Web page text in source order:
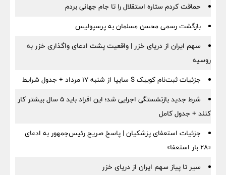
حماقت کردم ستاره استقلال را تا جام جهانی بردم
بازگشت رسمی محسن مسلمان به پرسپولیس
سهم ایران از دریای خزر | واقعیت پشت ادعای واگذاری خزر به
روسیه
جزئیات ثبت‌نام کوییک S سایپا از شنبه ۱۷ مرداد + جدول شرایط
شرط جدید بازنشستگی اجرایی شد؛ این افراد باید ۵ سال بیشتر کار
کنند + جدول کامل
جزئیات استعفای پزشکیان | پاسخ صریح رئیس‌جمهور به ادعای
«۲۸ بار استعفا»
سیر تا پیاز سهم ایران از دریای خزر